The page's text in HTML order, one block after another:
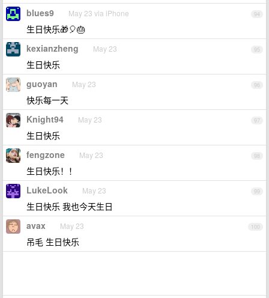
94
blues9 May 23 via iPhone
生日快乐🎁🎈🎂
95
kexianzheng May 23
生日快乐
96
guoyan May 23
快乐每一天
97
Knight94 May 23
生日快乐
98
fengzone May 23
生日快乐！！
99
LukeLook May 23
生日快乐 我也今天生日
100
avax May 23
吊毛 生日快乐